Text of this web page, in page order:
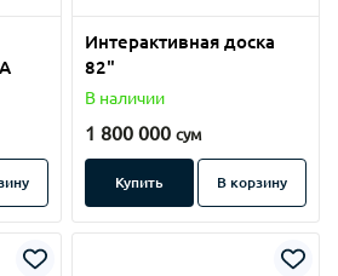
Интерактивная доска
82"
В наличии
1 800 000 сум
Купить В корзину